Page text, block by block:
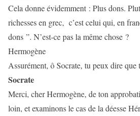
Cela donne évidemment : Plus dons.
richesses en grec, c’est celui qui, en
dons ”. N’est-ce pas la même chose ?
Hermogène
Assurément, ô Socrate, tu peux dire que
Socrate
Merci, cher Hermogène, de ton
loin, et examinons le cas de la déesse